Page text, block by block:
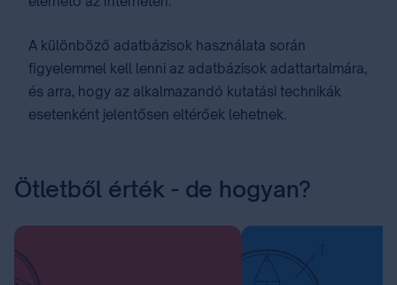
A különböző adatbázisok használata során
figyelemmel kell lenni az adatbázisok adattartalmára,
és arra, hogy az alkalmazandó kutatási technikák
esetenként jelentősen eltérőek lehetnek.
Ötletből érték - de hogyan?